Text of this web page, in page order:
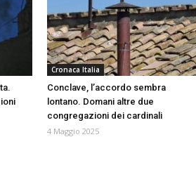
Cronaca Italia
Conclave, l’accordo sembra
lontano. Domani altre due
congregazioni dei cardinali
4 Maggio 2025